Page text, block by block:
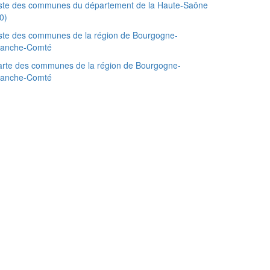
des communes du département de la Haute-Saône
des communes de la région de Bourgogne-
Comté
des communes de la région de Bourgogne-
Comté